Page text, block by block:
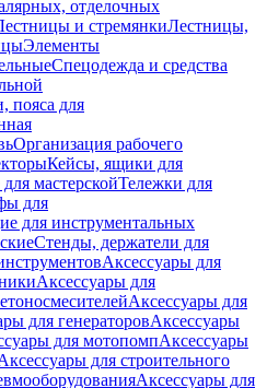
отделочных
и стремянкиЛестницы,
Элементы
Спецодежда и средства
пояса для
Организация рабочего
Кейсы, ящики для
мастерскойТележки для
для
для инструментальных
Стенды, держатели для
Аксессуары для
Аксессуары для
Аксессуары для
для генераторовАксессуары
для мотопомпАксессуары
для строительного
Аксессуары для